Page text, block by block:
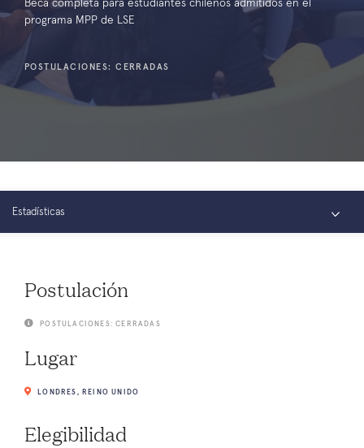
Beca completa para estudiantes chilenos admitidos en el
programa MPP de LSE
POSTULACIONES: CERRADAS
Estadísticas
FotosPostulación
POSTULACIONES: CERRADAS
Lugar
LONDRES, REINO UNIDO
Elegibilidad